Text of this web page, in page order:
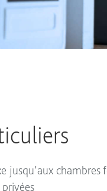
chambres
privées